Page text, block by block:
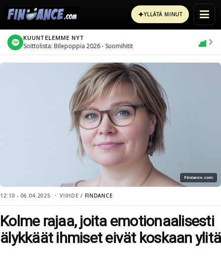
✦YLLÄTÄ MINUT
KUUNTELEMME NYT
Soittolista: Bilepoppia 2026 - Suomihitit
Findance.com
12:10 - 06.04.2025 VIIHDE / FINDANCE
Kolme rajaa, joita emotionaalisesti
älykkäät ihmiset eivät koskaan ylitä